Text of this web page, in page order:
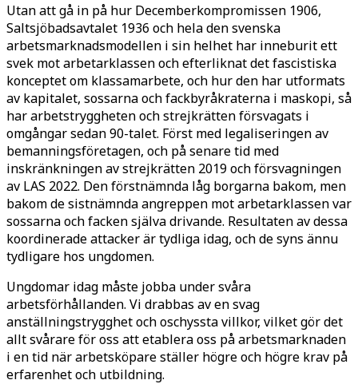
Utan att gå in på hur Decemberkompromissen 1906,
Saltsjöbadsavtalet 1936 och hela den svenska
arbetsmarknadsmodellen i sin helhet har inneburit ett
svek mot arbetarklassen och efterliknat det fascistiska
konceptet om klassamarbete, och hur den har utformats
av kapitalet, sossarna och fackbyråkraterna i maskopi, så
har arbetstryggheten och strejkrätten försvagats i
omgångar sedan 90-talet. Först med legaliseringen av
bemanningsföretagen, och på senare tid med
inskränkningen av strejkrätten 2019 och försvagningen
av LAS 2022. Den förstnämnda låg borgarna bakom, men
bakom de sistnämnda angreppen mot arbetarklassen var
sossarna och facken själva drivande. Resultaten av dessa
koordinerade attacker är tydliga idag, och de syns ännu
tydligare hos ungdomen.
Ungdomar idag måste jobba under svåra
arbetsförhållanden. Vi drabbas av en svag
anställningstrygghet och oschyssta villkor, vilket gör det
allt svårare för oss att etablera oss på arbetsmarknaden
i en tid när arbetsköpare ställer högre och högre krav på
erfarenhet och utbildning.